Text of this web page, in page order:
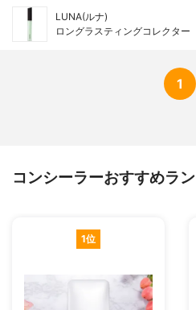
LUNA(ルナ)
ロングラスティングコレクター
1
コンシーラーおすすめラ
1位